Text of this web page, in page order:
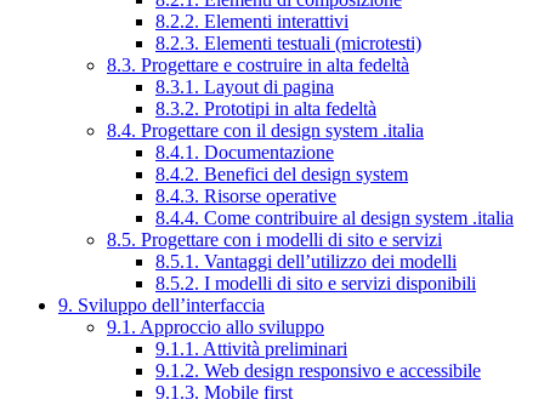
8.2.2. Elementi interattivi
8.2.3. Elementi testuali (microtesti)
8.3. Progettare e costruire in alta fedeltà
8.3.1. Layout di pagina
8.3.2. Prototipi in alta fedeltà
8.4. Progettare con il design system .italia
8.4.1. Documentazione
8.4.2. Benefici del design system
8.4.3. Risorse operative
8.4.4. Come contribuire al design system .italia
8.5. Progettare con i modelli di sito e servizi
8.5.1. Vantaggi dell’utilizzo dei modelli
8.5.2. I modelli di sito e servizi disponibili
9. Sviluppo dell’interfaccia
9.1. Approccio allo sviluppo
9.1.1. Attività preliminari
9.1.2. Web design responsivo e accessibile
9.1.3. Mobile first